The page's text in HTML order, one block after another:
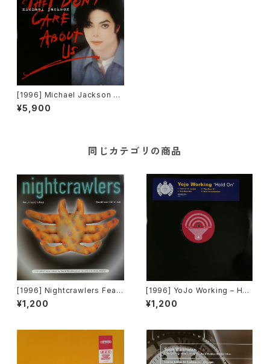
[1996] Michael Jackson –
They Don't Care About Us
[Epic Dance][2枚組]
¥5,900
同じカテゴリの商品
[1996] Nightcrawlers Featu
ring John Reid – Should I E
ver (Fall In Love) [1st Aven
¥1,200
[1996] YoJo Working – Hol
d On [Sound Of Ministry][2
枚組][PROMO]
¥1,200